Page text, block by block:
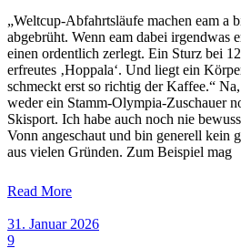
„Weltcup-Abfahrtsläufe machen eam a
abgebrüht. Wenn eam dabei irgendwas
einen ordentlich zerlegt. Ein Sturz bei
erfreutes ‚Hoppala‘. Und liegt ein
schmeckt erst so richtig der Kaffee.“
weder ein Stamm-Olympia-Zuschauer
Skisport. Ich habe auch noch nie
Vonn angeschaut und bin generell kein
aus vielen Gründen. Zum Beispiel mag
Read More
31. Januar 2026
9